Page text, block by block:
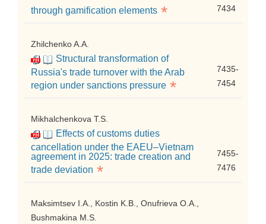
through gamification elements *
7434
Zhilchenko A.A.
Structural transformation of
Russia's trade turnover with the Arab
region under sanctions pressure *
7435-
7454
Mikhalchenkova T.S.
Effects of customs duties
cancellation under the EAEU–Vietnam
agreement in 2025: trade creation and
trade deviation *
7455-
7476
Maksimtsev I.A., Kostin K.B., Onufrieva O.A.,
Bushmakina M.S.